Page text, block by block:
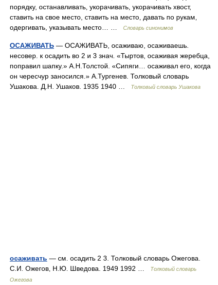
порядку, останавливать, укорачивать, укорачивать хвост,
ставить на свое место, ставить на место, давать по рукам,
одергивать, указывать место… …
Словарь синонимов
ОСАЖИВАТЬ — ОСАЖИВАТЬ, осаживаю, осаживаешь.
несовер. к осадить во 2 и 3 знач. «Тыртов, осаживая жеребца,
поправил шапку.» А.Н.Толстой. «Сипяги… осаживал его, когда
он чересчур заносился.» А.Тургенев. Толковый словарь
Ушакова. Д.Н. Ушаков. 1935 1940 …
Толковый словарь Ушакова
осаживать — см. осадить 2 3. Толковый словарь Ожегова.
С.И. Ожегов, Н.Ю. Шведова. 1949 1992 …
Толковый словарь
Ожегова